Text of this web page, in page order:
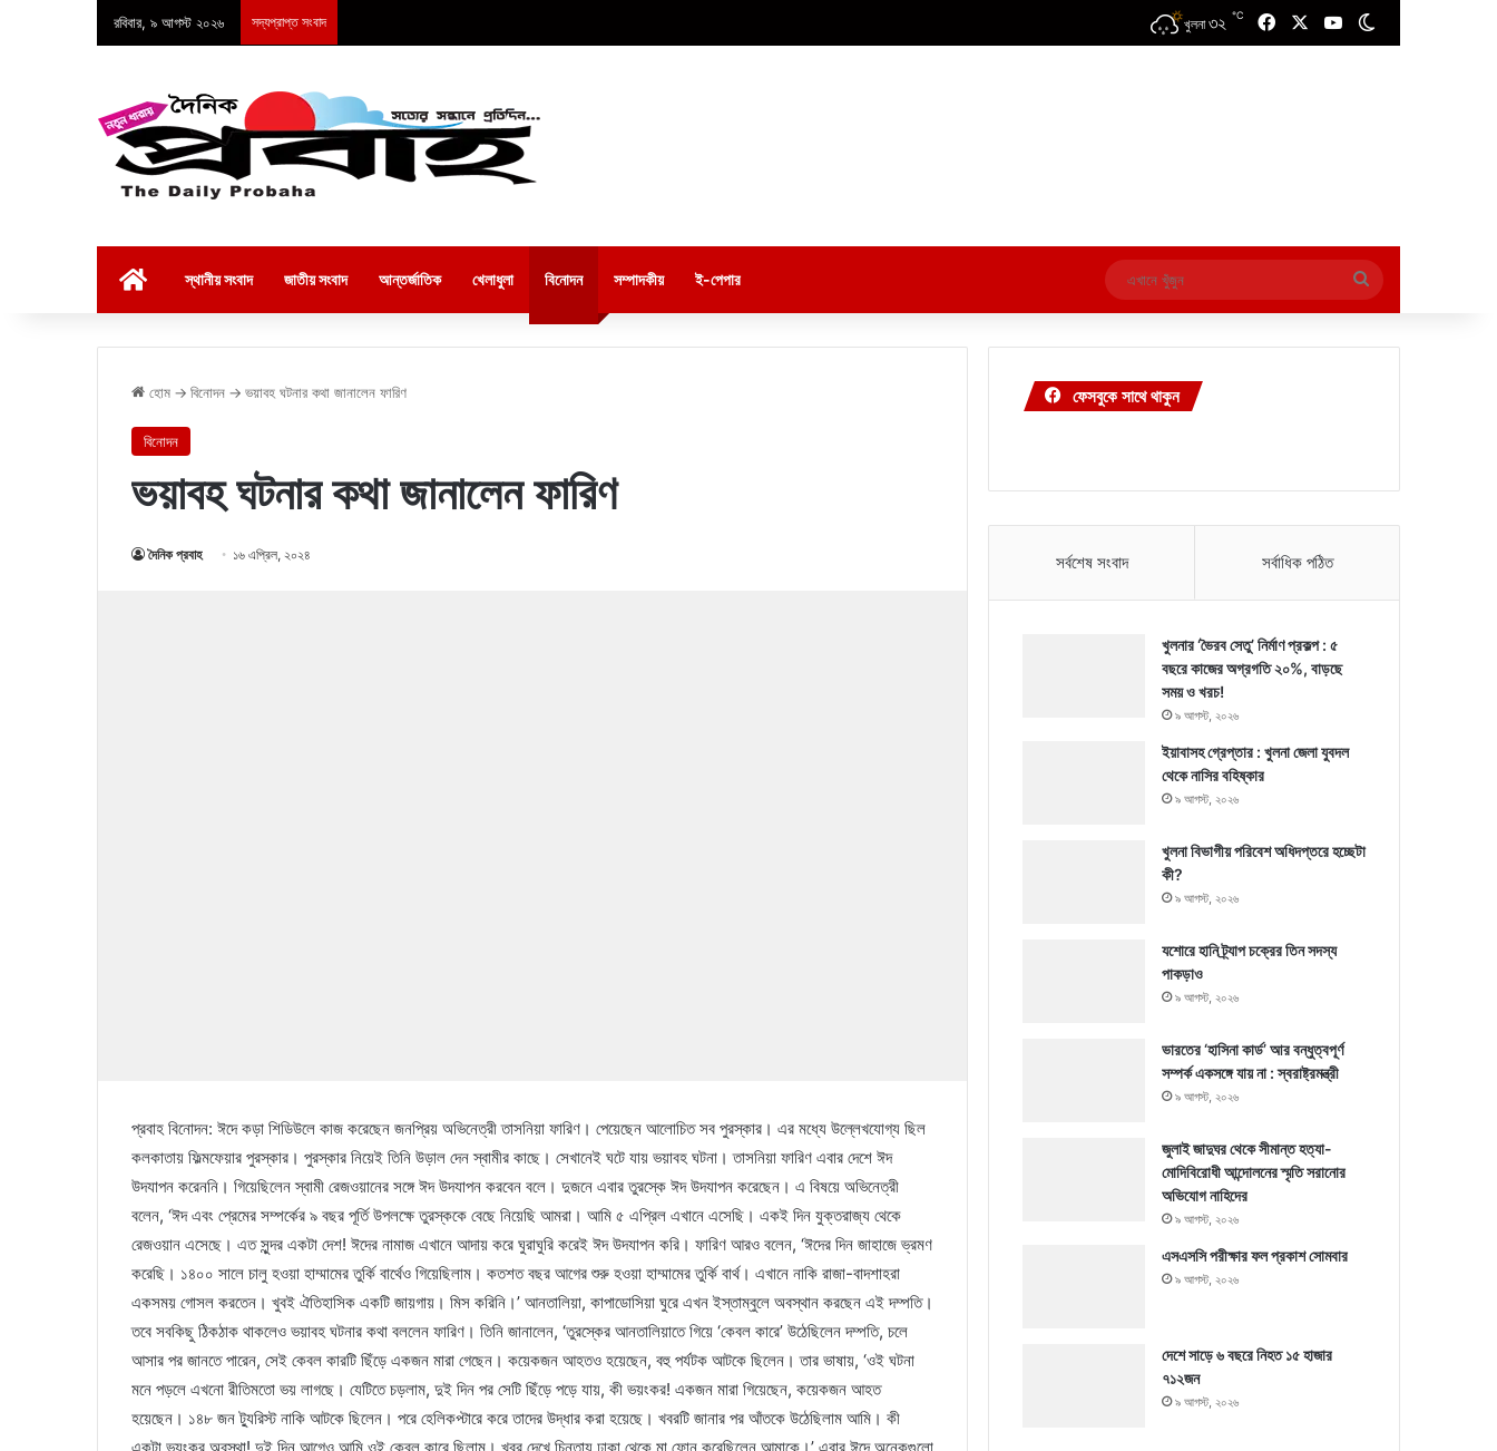
রবিবার, ৯ আগস্ট ২০২৬ সদ্যপ্রাপ্ত সংবাদ খুলনা ৩২ ℃ FacebookYouTube
স্থানীয় সংবাদ জাতীয় সংবাদ আন্তর্জাতিক খেলাধুলা বিনোদন সম্পাদকীয় ই-পেপার
এখানে
খুঁজুন
হোম → বিনোদন → ভয়াবহ ঘটনার কথা জানালেন ফারিণ
বিনোদন
ভয়াবহ ঘটনার কথা জানালেন ফারিণ
দৈনিক প্রবাহ ১৬ এপ্রিল, ২০২৪
প্রবাহ বিনোদন: ঈদে কড়া শিডিউলে কাজ করেছেন জনপ্রিয় অভিনেত্রী তাসনিয়া ফারিণ। পেয়েছেন আলোচিত সব পুরস্কার। এর মধ্যে উল্লেখযোগ্য ছিল
কলকাতায় ফিল্মফেয়ার পুরস্কার। পুরস্কার নিয়েই তিনি উড়াল দেন স্বামীর কাছে। সেখানেই ঘটে যায় ভয়াবহ ঘটনা। তাসনিয়া ফারিণ এবার দেশে ঈদ
উদযাপন করেননি। গিয়েছিলেন স্বামী রেজওয়ানের সঙ্গে ঈদ উদযাপন করবেন বলে। দুজনে এবার তুরস্কে ঈদ উদযাপন করেছেন। এ বিষয়ে অভিনেত্রী
বলেন, ‘ঈদ এবং প্রেমের সম্পর্কের ৯ বছর পূর্তি উপলক্ষে তুরস্ককে বেছে নিয়েছি আমরা। আমি ৫ এপ্রিল এখানে এসেছি। একই দিন যুক্তরাজ্য থেকে
রেজওয়ান এসেছে। এত সুন্দর একটা দেশ! ঈদের নামাজ এখানে আদায় করে ঘুরাঘুরি করেই ঈদ উদযাপন করি। ফারিণ আরও বলেন, ‘ঈদের দিন জাহাজে ভ্রমণ
করেছি। ১৪০০ সালে চালু হওয়া হাম্মামের তুর্কি বার্থেও গিয়েছিলাম। কতশত বছর আগের শুরু হওয়া হাম্মামের তুর্কি বার্থ। এখানে নাকি রাজা-বাদশাহরা
একসময় গোসল করতেন। খুবই ঐতিহাসিক একটি জায়গায়। মিস করিনি।’ আনতালিয়া, কাপাডোসিয়া ঘুরে এখন ইস্তাম্বুলে অবস্থান করছেন এই দম্পতি।
তবে সবকিছু ঠিকঠাক থাকলেও ভয়াবহ ঘটনার কথা বললেন ফারিণ। তিনি জানালেন, ‘তুরস্কের আনতালিয়াতে গিয়ে ‘কেবল কারে’ উঠেছিলেন দম্পতি, চলে
আসার পর জানতে পারেন, সেই কেবল কারটি ছিঁড়ে একজন মারা গেছেন। কয়েকজন আহতও হয়েছেন, বহু পর্যটক আটকে ছিলেন। তার ভাষায়, ‘ওই ঘটনা
মনে পড়লে এখনো রীতিমতো ভয় লাগছে। যেটিতে চড়লাম, দুই দিন পর সেটি ছিঁড়ে পড়ে যায়, কী ভয়ংকর! একজন মারা গিয়েছেন, কয়েকজন আহত
হয়েছেন। ১৪৮ জন ট্যুরিস্ট নাকি আটকে ছিলেন। পরে হেলিকপ্টারে করে তাদের উদ্ধার করা হয়েছে। খবরটি জানার পর আঁতকে উঠেছিলাম আমি। কী
ফেসবুকে সাথে থাকুন
সর্বশেষ সংবাদ সর্বাধিক পঠিত
খুলনার ‘ভৈরব সেতু’ নির্মাণ প্রকল্প : ৫
বছরে কাজের অগ্রগতি ২০%, বাড়ছে
সময় ও খরচ!
৯ আগস্ট, ২০২৬
ইয়াবাসহ গ্রেপ্তার : খুলনা জেলা যুবদল
থেকে নাসির বহিষ্কার
৯ আগস্ট, ২০২৬
খুলনা বিভাগীয় পরিবেশ অধিদপ্তরে হচ্ছেটা
কী?
৯ আগস্ট, ২০২৬
যশোরে হানি ট্র্যাপ চক্রের তিন সদস্য
পাকড়াও
৯ আগস্ট, ২০২৬
ভারতের ‘হাসিনা কার্ড’ আর বন্ধুত্বপূর্ণ
সম্পর্ক একসঙ্গে যায় না : স্বরাষ্ট্রমন্ত্রী
৯ আগস্ট, ২০২৬
জুলাই জাদুঘর থেকে সীমান্ত হত্যা-
মোদিবিরোধী আন্দোলনের স্মৃতি সরানোর
অভিযোগ নাহিদের
৯ আগস্ট, ২০২৬
এসএসসি পরীক্ষার ফল প্রকাশ সোমবার
৯ আগস্ট, ২০২৬
দেশে সাড়ে ৬ বছরে নিহত ১৫ হাজার
৭১২জন
৯ আগস্ট, ২০২৬